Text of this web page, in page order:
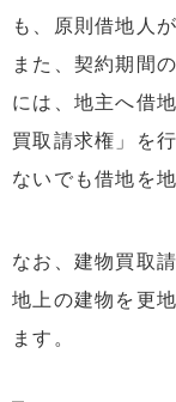
も、原則借地人
また、契約期間
には、地主へ借
買取請求権」を
ないでも借地を
なお、建物買取
地上の建物を更
ます。